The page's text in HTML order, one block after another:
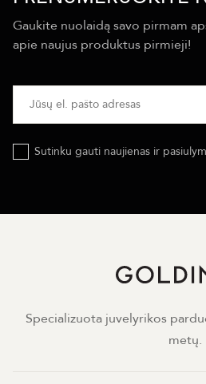
Gaukite nuolaidą savo pirmam
apie naujus produktus pirmieji!
Sutinku gauti naujienas ir
Specializuota juvelyrikos
metų.